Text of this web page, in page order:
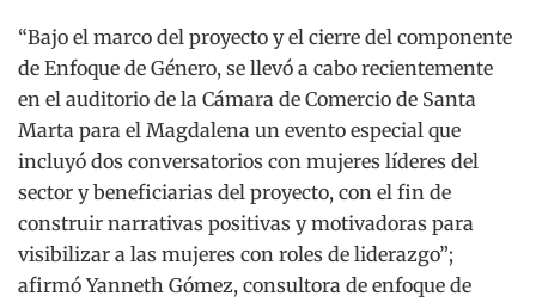
“Bajo el marco del proyecto y el cierre del componente
de Enfoque de Género, se llevó a cabo recientemente
en el auditorio de la Cámara de Comercio de Santa
Marta para el Magdalena un evento especial que
incluyó dos conversatorios con mujeres líderes del
sector y beneficiarias del proyecto, con el fin de
construir narrativas positivas y motivadoras para
visibilizar a las mujeres con roles de liderazgo”;
afirmó Yanneth Gómez, consultora de enfoque de